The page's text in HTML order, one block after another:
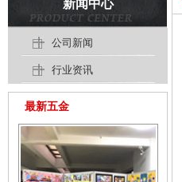
新闻中心
公司新闻
行业资讯
最新五金